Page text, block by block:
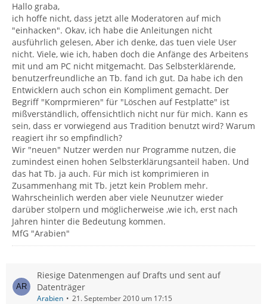
Hallo graba,
ich hoffe nicht, dass jetzt alle Moderatoren auf mich
"einhacken". Okav, ich habe die Anleitungen nicht
ausführlich gelesen, Aber ich denke, das tuen viele User
nicht. Viele, wie ich, haben doch die Anfänge des Arbeitens
mit und am PC nicht mitgemacht. Das Selbsterklärende,
benutzerfreundliche an Tb. fand ich gut. Da habe ich den
Entwicklern auch schon ein Kompliment gemacht. Der
Begriff "Komprmieren" für "Löschen auf Festplatte" ist
mißverständlich, offensichtlich nicht nur für mich. Kann es
sein, dass er vorwiegend aus Tradition benutzt wird? Warum
reagiert ihr so empfindlich?
Wir "neuen" Nutzer werden nur Programme nutzen, die
zumindest einen hohen Selbsterklärungsanteil haben. Und
das hat Tb. ja auch. Für mich ist komprimieren in
Zusammenhang mit Tb. jetzt kein Problem mehr.
Wahrscheinlich werden aber viele Neunutzer wieder
darüber stolpern und möglicherweise ,wie ich, erst nach
Jahren hinter die Bedeutung kommen.
MfG "Arabien"
Riesige Datenmengen auf Drafts und sent auf
Datenträger
Arabien 21. September 2010 um 17:15